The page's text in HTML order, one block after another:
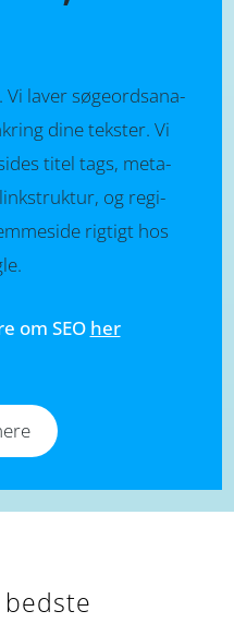
Vi laver søge­ords­­ana­
dine tek­ster. Vi
titel tags, meta­­
og regi­
rigtigt hos
om SEO her